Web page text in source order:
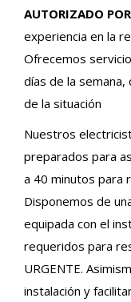
AUTORIZADO POR
experiencia en la
Ofrecemos
días de la
de la situación
Nuestros
preparados para
a 40 minutos para
Disponemos de
equipada con el
requeridos para
URGENTE.
instalación y